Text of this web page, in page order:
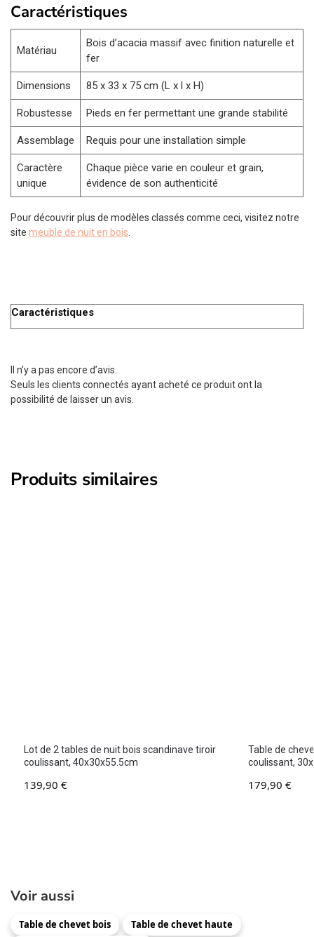
Caractéristiques
Matériau
Bois d’acacia massif avec finition naturelle et
fer
Dimensions 85 x 33 x 75 cm (L x l x H)
Robustesse Pieds en fer permettant une grande stabilité
Assemblage Requis pour une installation simple
Caractère
unique
Chaque pièce varie en couleur et grain,
évidence de son authenticité
Pour découvrir plus de modèles classés comme ceci, visitez notre
site meuble de nuit en bois
Caractéristiques
Il n’y a pas encore d’avis.
Seuls les clients connectés ayant acheté ce produit ont la
possibilité de laisser un avis.
Produits similaires
Lot de 2 tables de nuit bois scandinave tiroir
coulissant, 40x30x55.5cm
139,90 €
Table de
coulissant,
179,90 €
Voir aussi
Table de chevet bois
Table de chevet haute